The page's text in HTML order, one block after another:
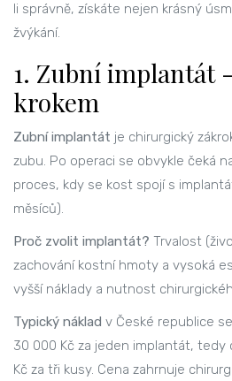
li správně, získáte nejen krásný
žvýkání.
1. Zubní implantát
krokem
Zubní implantát je chirurgický
zubu. Po operaci se obvykle čeká
proces, kdy se kost spojí s
měsíců).
Proč zvolit implantát? Trvalost
zachování kostní hmoty a vysoká
vyšší náklady a nutnost
Typický náklad v České republice
30 000 Kč za jeden implantát,
Kč za tři kusy. Cena zahrnuje